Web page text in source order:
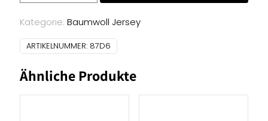
Uni
-
schwarz
Menge
Kategorie: Baumwoll Jersey
ARTIKELNUMMER: 87D6
Ähnliche Produkte